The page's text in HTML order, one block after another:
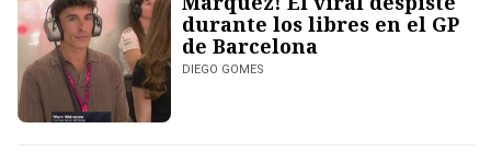
durante los libres en el GP
de Barcelona
DIEGO GOMES